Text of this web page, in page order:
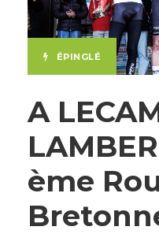
ÉPINGLÉ
A
ème